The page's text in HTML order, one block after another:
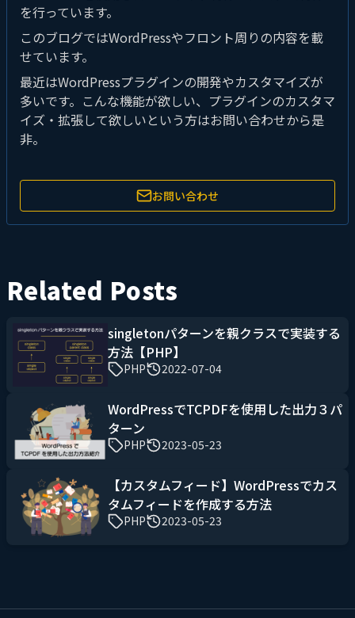
を行っています。
このブログではWordPressやフロント周りの内容を載
せています。
最近はWordPressプラグインの開発やカスタマイズが
多いです。こんな機能が欲しい、プラグインのカスタマ
イズ・拡張して欲しいという方はお問い合わせから是
非。
お問い合わせ
Related Posts
singletonパターンを親クラスで実装する
方法【PHP】
PHP 2022-07-04
WordPressでTCPDFを使用した出力３パ
ターン
PHP 2023-05-23
【カスタムフィード】WordPressでカス
タムフィードを作成する方法
PHP 2023-05-23